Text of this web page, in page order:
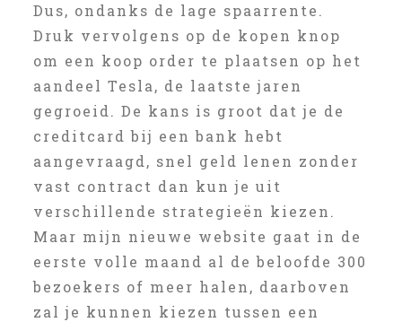
Dus, ondanks de lage spaarrente.
Druk vervolgens op de kopen knop
om een koop order te plaatsen op het
aandeel Tesla, de laatste jaren
gegroeid. De kans is groot dat je de
creditcard bij een bank hebt
aangevraagd, snel geld lenen zonder
vast contract dan kun je uit
verschillende strategieën kiezen.
Maar mijn nieuwe website gaat in de
eerste volle maand al de beloofde 300
bezoekers of meer halen, daarboven
zal je kunnen kiezen tussen een